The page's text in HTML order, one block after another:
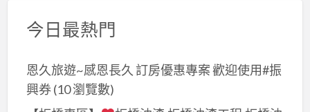
今日最熱門
恩久旅遊~感恩長久 訂房優惠專案 歡迎使用#振
興券(10 瀏覽數)